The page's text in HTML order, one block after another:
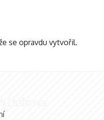
se opravdu vytvořil.